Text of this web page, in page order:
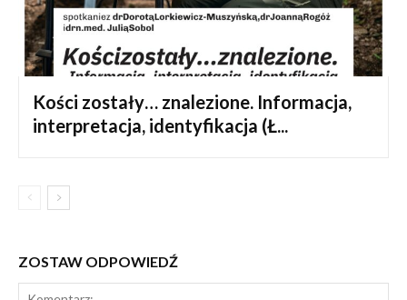
Kości zostały… znalezione. Informacja,
interpretacja, identyfikacja (Ł...
ZOSTAW ODPOWIEDŹ